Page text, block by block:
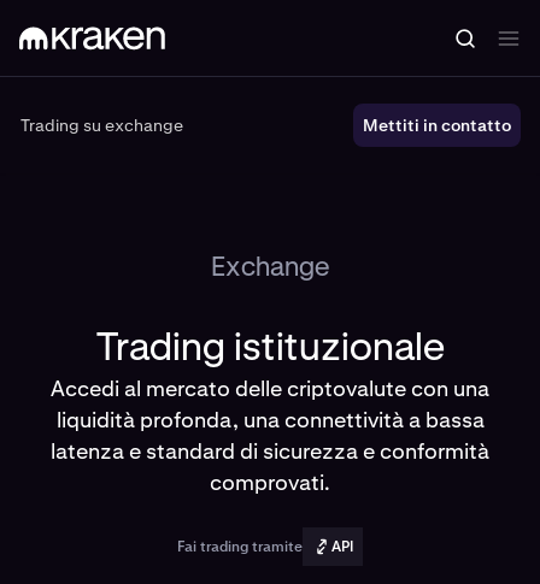
Trading su exchange Mettiti in contatto
Trading su exchange
Exchange
Trading istituzionale
Accedi al mercato delle criptovalute con una
liquidità profonda, una connettività a bassa
latenza e standard di sicurezza e conformità
comprovati.
Fai trading tramite API